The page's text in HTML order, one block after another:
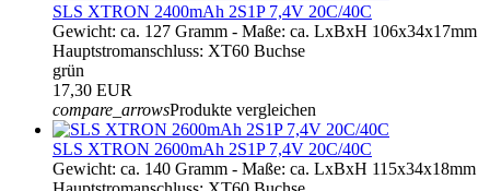
SLS XTRON 2400mAh 2S1P 7,4V 20C/40C
Gewicht: ca. 127 Gramm - Maße: ca. LxBxH 106x34x17mm
Hauptstromanschluss: XT60 Buchse
grün
17,30 EUR
compare_arrowsProdukte vergleichen
SLS XTRON 2600mAh 2S1P 7,4V 20C/40C
Gewicht: ca. 140 Gramm - Maße: ca. LxBxH 115x34x18mm